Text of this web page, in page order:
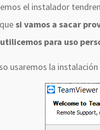
el instalador
si vamos a sacar
para uso
usaremos la